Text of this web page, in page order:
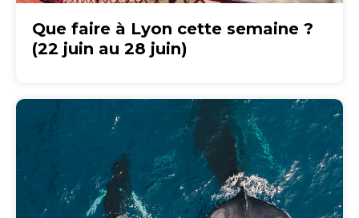
Que faire à Lyon cette semaine ?
(22 juin au 28 juin)